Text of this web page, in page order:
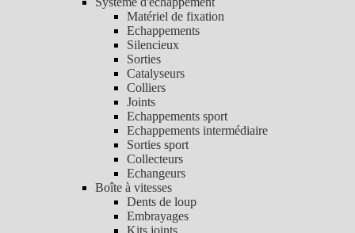
Matériel de fixation
Echappements
Silencieux
Sorties
Catalyseurs
Colliers
Joints
Echappements sport
Echappements intermédiaire
Sorties sport
Collecteurs
Echangeurs
Boîte à vitesses
Dents de loup
Embrayages
Kits joints